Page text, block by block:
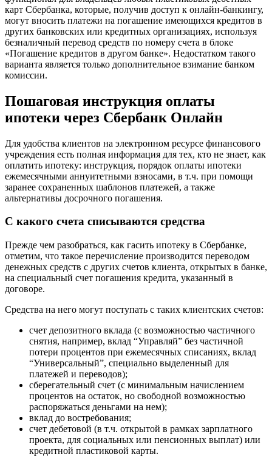
карт Сбербанка, которые, получив доступ к онлайн-банкингу,
могут вносить платежи на погашение имеющихся кредитов в
других банковских или кредитных организациях, используя
безналичный перевод средств по номеру счета в блоке
«Погашение кредитов в другом банке». Недостатком такого
варианта является только дополнительное взимание банком
комиссии.
Пошаговая инструкция оплаты
ипотеки через Сбербанк Онлайн
Для удобства клиентов на электронном ресурсе финансового
учреждения есть полная информация для тех, кто не знает, как
оплатить ипотеку: инструкция, порядок оплаты ипотеки
ежемесячными аннуитетными взносами, в т.ч. при помощи
заранее сохраненных шаблонов платежей, а также
альтернативы досрочного погашения.
С какого счета списываются средства
Прежде чем разобраться, как гасить ипотеку в Сбербанке,
отметим, что такое перечисление производится переводом
денежных средств с других счетов клиента, открытых в банке,
на специальный счет погашения кредита, указанный в
договоре.
Средства на него могут поступать с таких клиентских счетов:
счет депозитного вклада (с возможностью частичного
снятия, например, вклад “Управляй” без частичной
потери процентов при ежемесячных списаниях, вклад
“Универсальный”, специально выделенный для
платежей и переводов);
сберегательный счет (с минимальным начислением
процентов на остаток, но свободной возможностью
распоряжаться деньгами на нем);
вклад до востребования;
счет дебетовой (в т.ч. открытой в рамках зарплатного
проекта, для социальных или пенсионных выплат) или
кредитной пластиковой карты.